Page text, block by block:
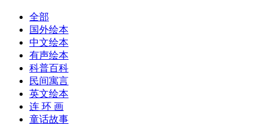
全部
国外绘本
中文绘本
有声绘本
科普百科
民间寓言
英文绘本
连 环 画
童话故事